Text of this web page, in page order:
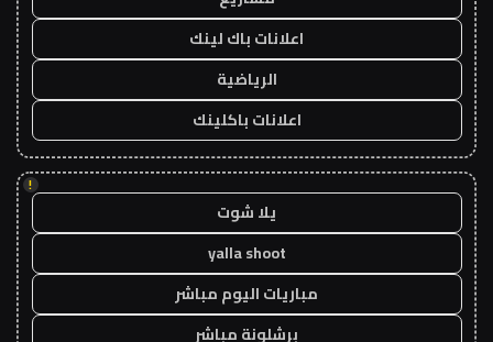
اعلانات باك لينك
الرياضية
اعلانات باكلينك
!
يلا شوت
yalla shoot
مباريات اليوم مباشر
برشلونة مباشر